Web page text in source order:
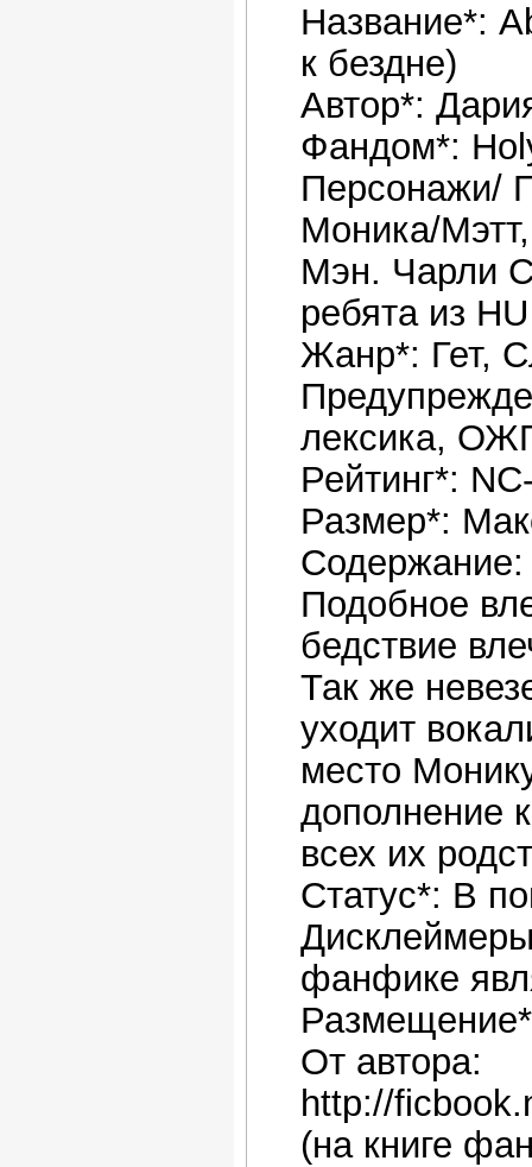
Название*:
к бездне)
Автор*:
Фандом*:
Персонажи/
Моника/
Мэн. Чарли
ребята из HU
Жанр*: Гет,
лексика,
Рейтинг*:
Размер*:
Содержание:
Подобное
бедствие
Так же
уходит
место
дополнение
всех их
Статус*: В
фанфике
От автора:
http://
(на книге